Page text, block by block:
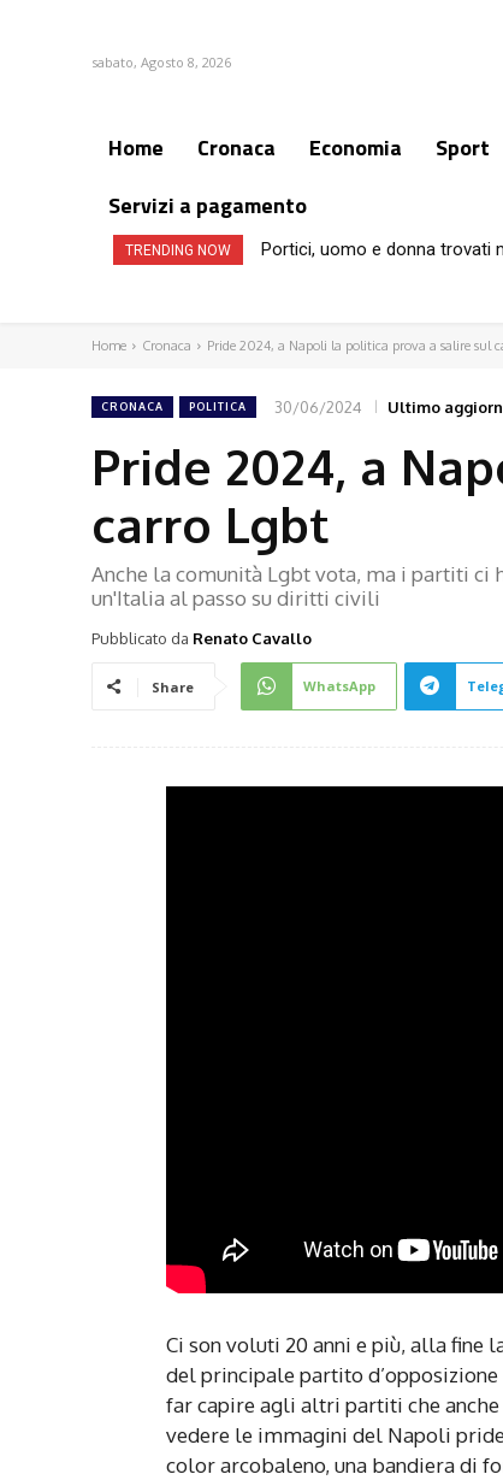
sabato, Agosto 8, 2026
Home Cronaca Economia Sport
Servizi a pagamento
TRENDING NOW Portici, uomo e donna trovati
Home Cronaca Pride 2024, a Napoli la politica prova a salire sul
CRONACA POLITICA 30/06/2024 Ultimo
Pride 2024, a
carro Lgbt
Anche la comunità Lgbt vota, ma i partiti ci
un'Italia al passo su diritti civili
Pubblicato da Renato Cavallo
Share WhatsApp
Ci son voluti 20 anni e più, alla fine
del principale partito
far capire agli altri partiti che
vedere le immagini del Napoli
color arcobaleno, una bandiera di